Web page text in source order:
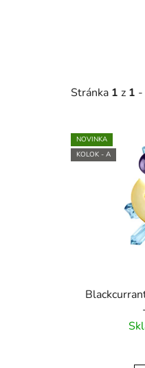
Stránka 1 z 1 -
V
ý
NOVINKA
KOLOK - A